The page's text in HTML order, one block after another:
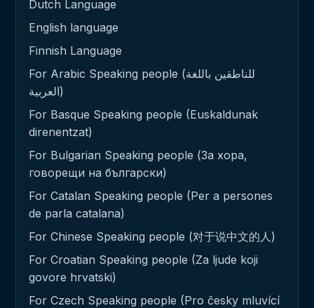
Dutch Language
English language
Finnish Language
For Arabic Speaking people (للناطقين باللغة
العربية)
For Basque Speaking people (Euskaldunak
direnentzat)
For Bulgarian Speaking people (За хора,
говорещи на български)
For Catalan Speaking people (Per a persones
de parla catalana)
For Chinese Speaking people (对于说中文的人)
For Croatian Speaking people (Za ljude koji
govore hrvatski)
For Czech Speaking people (Pro česky mluvící